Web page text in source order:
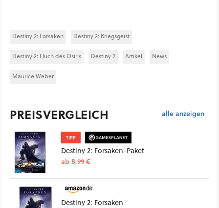
Destiny 2: Forsaken Destiny 2: Kriegsgeist
Destiny 2: Fluch des Osiris Destiny 2 Artikel News
Maurice Weber
PREISVERGLEICH alle anzeigen
TIPP
Destiny 2: Forsaken-Paket
ab 8,99 €
Destiny 2: Forsaken